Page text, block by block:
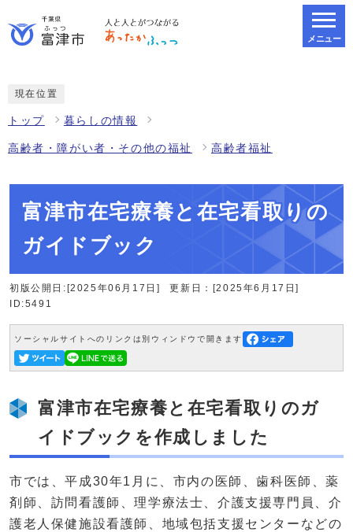
メニュー
現在位置
トップ 暮らしの情報
高齢者・障がい者・その他の福祉 高齢者福祉
富津市在宅療養と在宅看取りの
ガイドブック
初版公開日:[2025年06月17日]
更新日：[2025年6月17日]
ID:5491
ソーシャルサイトへのリンクは別ウィンドウで開きます
富津市在宅療養と在宅看取りのガ
イドブックを作成しました
市では、平成30年1月に、市内の医師、歯科医師、薬
剤師、訪問看護師、理学療法士、介護支援専門員、介
護老人保健施設看護師、地域包括支援センターなどの